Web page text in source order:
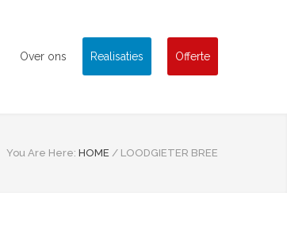
Over ons Realisaties Offerte
You Are Here: HOME / LOODGIETER BREE